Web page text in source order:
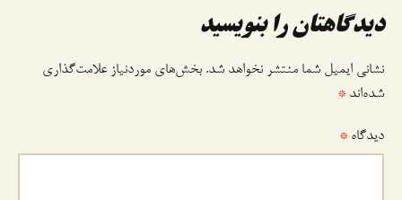
دیدگاهتان را بنویسید
نشانی ایمیل شما منتشر نخواهد شد. بخش‌های موردنیاز علامت‌گذاری
شده‌اند *
دیدگاه *